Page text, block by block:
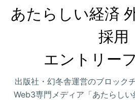
あたらしい経済
採用
エントリー
出版社・幻冬舎運営のブロック
Web3専門メディア「あたらし